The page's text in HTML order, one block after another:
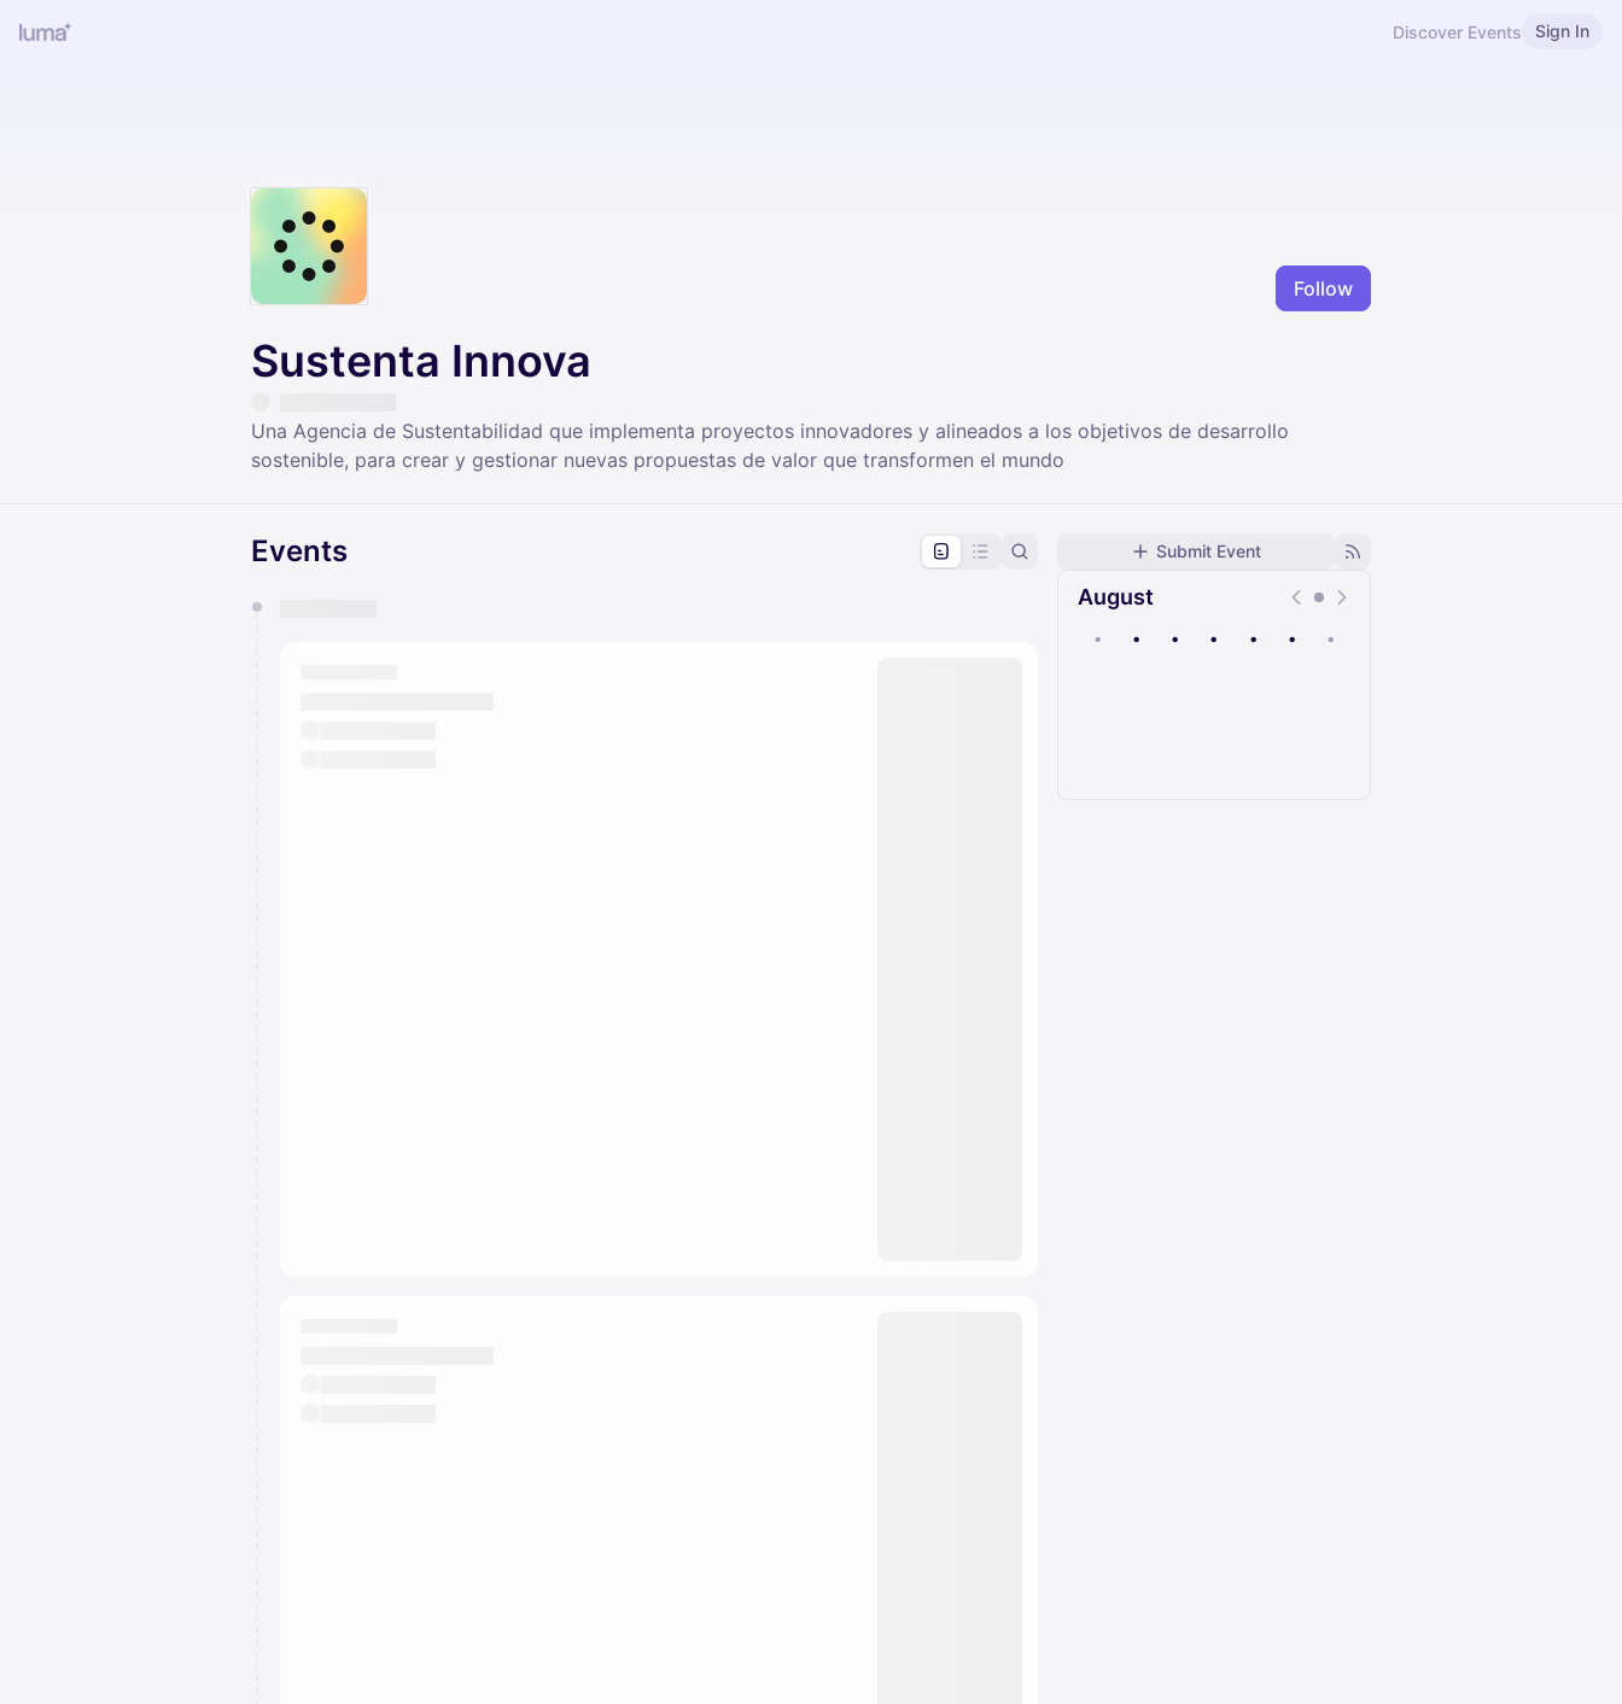
Discover Events Sign In
Follow
Sustenta Innova
Una Agencia de Sustentabilidad que implementa proyectos innovadores y alineados a los objetivos de desarrollo
sostenible, para crear y gestionar nuevas propuestas de valor que transformen el mundo
Submit Event
August
• • • • • • •
Events